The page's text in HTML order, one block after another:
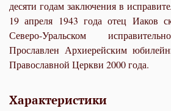
десяти годам заключения в
19 апреля 1943 года отец Иаков
Северо-Уральском
Прославлен Архиерейским
Православной Церкви 2000 года.
Характеристики